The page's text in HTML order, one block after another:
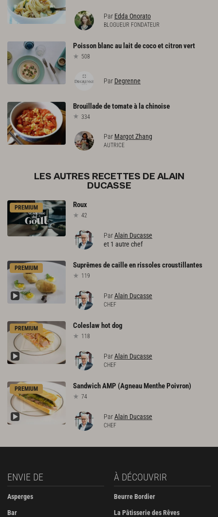
Par Edda Onorato
BLOGUEUR FONDATEUR
Poisson blancau laitdecocoetcitronvert
508
Par Degrenne
Brouilladedetomateà lachinoise
334
Par Margot Zhang
AUTRICE
LES AUTRES RECETTES DE ALAIN
DUCASSE
PREMIUM Roux
42
ParAlain Ducasse
et 1 autre chef
PREMIUM Suprêmesdecailleenrissolescroustillantes
119
ParAlain Ducasse
CHEF
PREMIUM Coleslaw hotdog
118
ParAlain Ducasse
CHEF
PREMIUM SandwichAMP (Agneau Menthe Poivron)
74
ParAlain Ducasse
CHEF
ENVIE DE
Asperges
Bar
À DÉCOUVRIR
Beurre Bordier
La Pâtisserie des Rêves